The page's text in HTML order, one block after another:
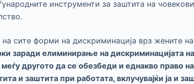
инструменти за заштита на
на сите форми на дискриминација врз жените
заради елиминирање на дискриминацијата
другото да се обезбеди и еднакво право
и заштита при работата, вклучувајќи ја и